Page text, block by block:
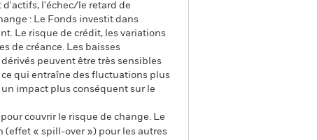
l'échec/le retard de
: Le Fonds investit dans
Le risque de crédit, les variations
de créance. Les baisses
peuvent être très sensibles
qui entraîne des fluctuations plus
impact plus conséquent sur le
couvrir le risque de change. Le
(effet « spill-over ») pour les autres